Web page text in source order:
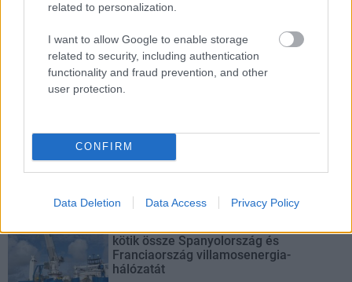
related to personalization.
I want to allow Google to enable storage
related to security, including authentication
functionality and fraud prevention, and other
user protection.
CONFIRM
Data Deletion Data Access Privacy Policy
Látlelet a hazai víziközművekről?
Egyetlen, fél évszázados vezetéken
múlt Bicske vízellátása
Épített öröksége megújításával is készül
Mohács a csata ötszázadik
kötik össze Spanyolország és
Franciaország villamosenergia-
hálózatát